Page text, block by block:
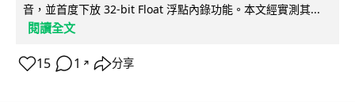
音，並首度下放 32-bit Float 浮點內錄功能。本文經實測其...
閱讀全文
15 1 ↗ 分享